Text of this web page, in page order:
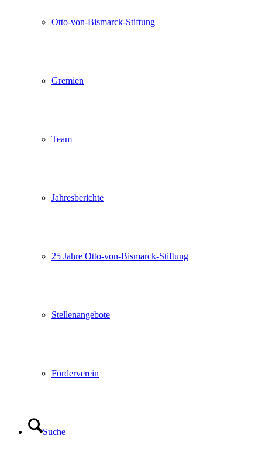
Otto-von-Bismarck-Stiftung
Gremien
Team
Jahresberichte
25 Jahre Otto-von-Bismarck-Stiftung
Stellenangebote
Förderverein
Suche